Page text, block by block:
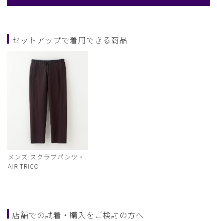
セットアップで着用できる商品
メンズ:スクラブパンツ・
AIR TRICO
店舗での試着・購入をご検討の方へ